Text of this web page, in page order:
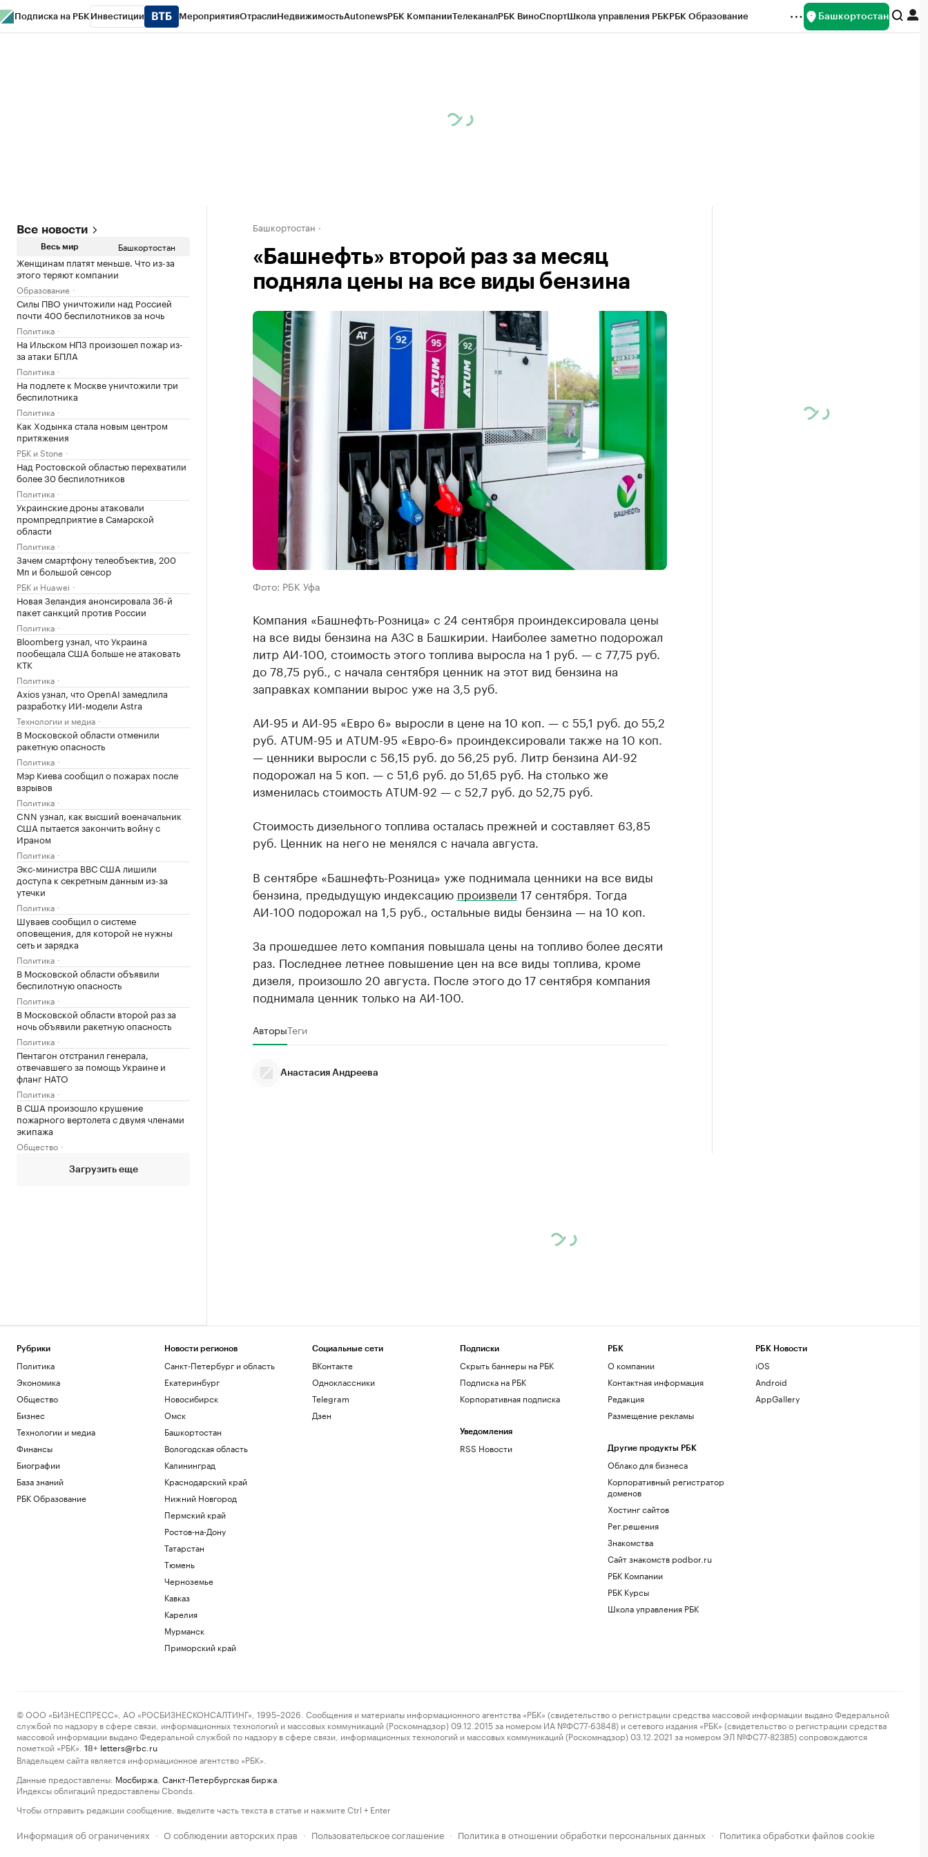
Подписка на РБК Инвестиции МероприятияОтраслиНедвижимостьAutonewsРБК КомпанииТелеканалРБК ВиноСпортШкола управления РБКРБК Образование Башкортостан
Все новости
Весь мир Башкортостан
Женщинам платят меньше. Что из-за
этого теряют компании
Образование
Силы ПВО уничтожили над Россией
почти 400 беспилотников за ночь
Политика
На Ильском НПЗ произошел пожар из-
за атаки БПЛА
Политика
На подлете к Москве уничтожили три
беспилотника
Политика
Как Ходынка стала новым центром
притяжения
РБК и Stone
Над Ростовской областью перехватили
более 30 беспилотников
Политика
Украинские дроны атаковали
промпредприятие в Самарской
области
Политика
Зачем смартфону телеобъектив, 200
Мп и большой сенсор
РБК и Huawei
Новая Зеландия анонсировала 36-й
пакет санкций против России
Политика
Bloomberg узнал, что Украина
пообещала США больше не атаковать
КТК
Политика
Axios узнал, что OpenAI замедлила
разработку ИИ-модели Astra
Технологии и медиа
В Московской области отменили
ракетную опасность
Политика
Мэр Киева сообщил о пожарах после
взрывов
Политика
CNN узнал, как высший военачальник
США пытается закончить войну с
Ираном
Политика
Экс-министра ВВС США лишили
доступа к секретным данным из-за
утечки
Политика
Шуваев сообщил о системе
оповещения, для которой не нужны
сеть и зарядка
Политика
В Московской области объявили
беспилотную опасность
Политика
В Московской области второй раз за
ночь объявили ракетную опасность
Политика
Пентагон отстранил генерала,
отвечавшего за помощь Украине и
фланг НАТО
Политика
В США произошло крушение
пожарного вертолета с двумя членами
экипажа
Общество
Загрузить еще
Башкортостан
«Башнефть» второй раз за месяц
подняла цены на все виды бензина
Фото: РБК Уфа
Компания «Башнефть-Розница» с 24 сентября проиндексировала цены
на все виды бензина на АЗС в Башкирии. Наиболее заметно подорожал
литр АИ-100, стоимость этого топлива выросла на 1 руб. — с 77,75 руб.
до 78,75 руб., с начала сентября ценник на этот вид бензина на
заправках компании вырос уже на 3,5 руб.
АИ-95 и АИ-95 «Евро 6» выросли в цене на 10 коп. — с 55,1 руб. до 55,2
руб. ATUM-95 и ATUM-95 «Евро-6» проиндексировали также на 10 коп.
— ценники выросли с 56,15 руб. до 56,25 руб. Литр бензина АИ-92
подорожал на 5 коп. — с 51,6 руб. до 51,65 руб. На столько же
изменилась стоимость ATUM-92 — с 52,7 руб. до 52,75 руб.
Стоимость дизельного топлива осталась прежней и составляет 63,85
руб. Ценник на него не менялся с начала августа.
В сентябре «Башнефть-Розница» уже поднимала ценники на все виды
бензина, предыдущую индексацию произвели 17 сентября. Тогда
АИ-100 подорожал на 1,5 руб., остальные виды бензина — на 10 коп.
За прошедшее лето компания повышала цены на топливо более десяти
раз. Последнее летнее повышение цен на все виды топлива, кроме
дизеля, произошло 20 августа. После этого до 17 сентября компания
поднимала ценник только на АИ-100.
АвторыТеги
Анастасия Андреева
Рубрики
Политика
Экономика
Общество
Бизнес
Технологии и медиа
Финансы
Биографии
База знаний
РБК Образование
Новости регионов
Санкт-Петербург и область
Екатеринбург
Новосибирск
Омск
Башкортостан
Вологодская область
Калининград
Краснодарский край
Нижний Новгород
Пермский край
Ростов-на-Дону
Татарстан
Тюмень
Черноземье
Кавказ
Карелия
Мурманск
Приморский край
Социальные сети
ВКонтакте
Одноклассники
Telegram
Дзен
Подписки
Скрыть баннеры на РБК
Подписка на РБК
Корпоративная подписка
Уведомления
RSS Новости
РБК
О компании
Контактная информация
Редакция
Размещение рекламы
Другие продукты РБК
Облако для бизнеса
Корпоративный регистратор
доменов
Хостинг сайтов
Рег.решения
Знакомства
Сайт знакомств podbor.ru
РБК Компании
РБК Курсы
Школа управления РБК
РБК Новости
iOS
Android
AppGallery
© ООО «БИЗНЕСПРЕСС», АО «РОСБИЗНЕСКОНСАЛТИНГ», 1995–2026. Сообщения и материалы информационного агентства «РБК» (свидетельство о регистрации средства массовой информации выдано Федеральной
службой по надзору в сфере связи, информационных технологий и массовых коммуникаций (Роскомнадзор) 09.12.2015 за номером ИА №ФС77-63848) и сетевого издания «РБК» (свидетельство о регистрации средства
массовой информации выдано Федеральной службой по надзору в сфере связи, информационных технологий и массовых коммуникаций (Роскомнадзор) 03.12.2021 за номером ЭЛ №ФС77-82385) сопровождаются
пометкой «РБК».
18+ letters@rbc.ru
Владельцем сайта является информационное агентство «РБК».
Данные предоставлены: Мосбиржа Санкт-Петербургская биржа
Индексы облигаций предоставлены Cbonds.
Чтобы отправить редакции сообщение, выделите часть текста в статье и нажмите Ctrl + Enter
Информация об ограничениях · О соблюдении авторских прав · Пользовательское соглашение · Политика в отношении обработки персональных данных · Политика обработки файлов cookie